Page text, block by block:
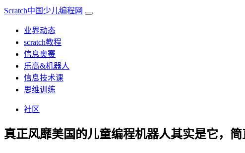
Scratch中国少儿编程网
业界动态
scratch教程
信息奥赛
乐高&机器人
信息技术课
思维训练
社区
真正风靡美国的儿童编程机器人其实是它，